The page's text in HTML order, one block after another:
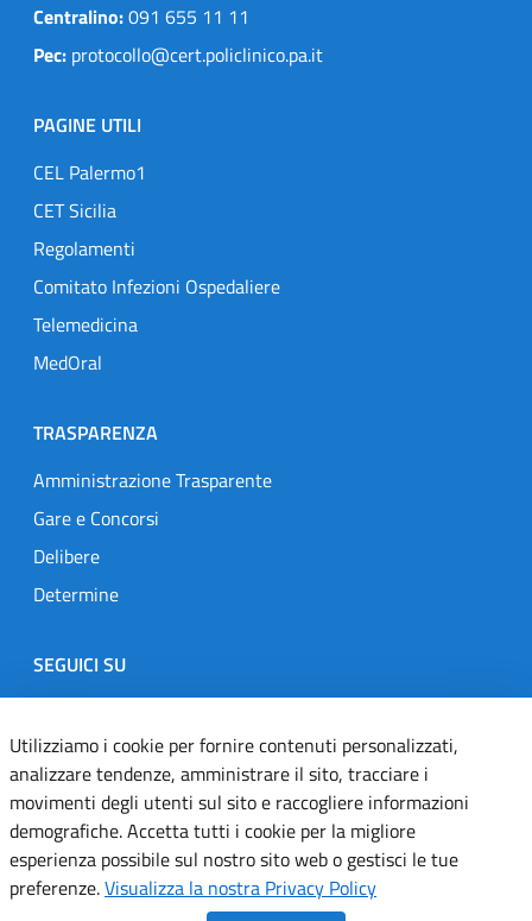
Centralino:091 655 11 11
Pec: protocollo@cert.policlinico.pa.it
PAGINE UTILI
CEL Palermo1
CET Sicilia
Regolamenti
Comitato Infezioni Ospedaliere
Telemedicina
MedOral
TRASPARENZA
Amministrazione Trasparente
Gare e Concorsi
Delibere
Determine
SEGUICI SU
Designers Italia
TwitterInstagramYoutubeLinkedin
Dichiarazione di accessibilità
Informativa cookie
Utilizziamo i cookie per fornire contenuti personalizzati,
analizzare tendenze, amministrare il sito, tracciare i
movimenti degli utenti sul sito e raccogliere informazioni
demografiche. Accetta tutti i cookie per la migliore
esperienza possibile sul nostro sito web o gestisci le tue
preferenze.Visualizza la nostra Privacy Policy